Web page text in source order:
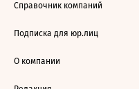
Справочник компаний
Подписка для юр.лиц
О компании